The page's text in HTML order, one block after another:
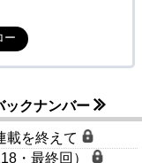
ー
ックナンバー
を終えて
・最終回）